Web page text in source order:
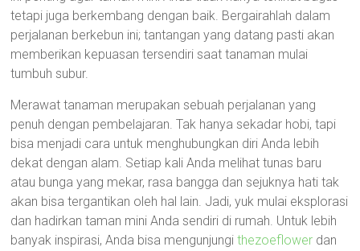
tetapi juga berkembang dengan baik. Bergairahlah dalam
perjalanan berkebun ini; tantangan yang datang pasti akan
memberikan kepuasan tersendiri saat tanaman mulai
tumbuh subur.
Merawat tanaman merupakan sebuah perjalanan yang
penuh dengan pembelajaran. Tak hanya sekadar hobi, tapi
bisa menjadi cara untuk menghubungkan diri Anda lebih
dekat dengan alam. Setiap kali Anda melihat tunas baru
atau bunga yang mekar, rasa bangga dan sejuknya hati tak
akan bisa tergantikan oleh hal lain. Jadi, yuk mulai eksplorasi
dan hadirkan taman mini Anda sendiri di rumah. Untuk lebih
banyak inspirasi, Anda bisa mengunjungithezoeflower dan